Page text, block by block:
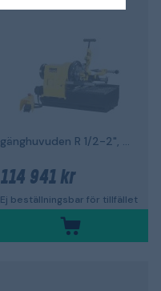
gänghuvuden R 1/2-2", 1700 W
114 941 kr
Ej beställningsbar för tillfället